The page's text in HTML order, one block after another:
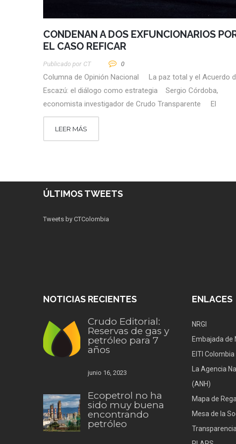
CONDENAN A DOS EXFUNCIONARIOS
EL CASO REFICAR
Publicado por CT 0
Columna de Opinión Nacional La paz total y el Acuerdo
Escazú: el diálogo como estrategia Sergio Córdoba,
economista investigador de Crudo Transparente El
LEER MÁS
ÚLTIMOS TWEETS
Tweets by CTColombia
NOTICIAS RECIENTES
Crudo Editorial:
Reservas de gas y
petróleo para 7
años
junio 16, 2023
Ecopetrol no ha
sido muy buena
encontrando
petróleo
ENLACES
NRGI
Embajada de
EITI Colombia
La Agencia
(ANH)
Mapa de
Mesa de la